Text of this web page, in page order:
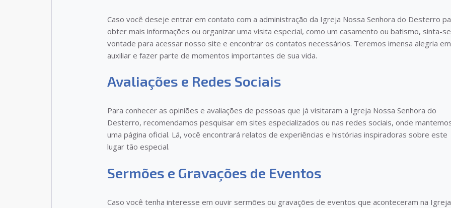
Caso você deseje entrar em contato com a administração da Igreja Nossa Senhora do Desterro
obter mais informações ou organizar uma visita especial, como um casamento ou batismo, sinta-
vontade para acessar nosso site e encontrar os contatos necessários. Teremos imensa alegria em
auxiliar e fazer parte de momentos importantes de sua vida.
Avaliações e Redes Sociais
Para conhecer as opiniões e avaliações de pessoas que já visitaram a Igreja Nossa Senhora do
Desterro, recomendamos pesquisar em sites especializados ou nas redes sociais, onde
uma página oficial. Lá, você encontrará relatos de experiências e histórias inspiradoras sobre este
lugar tão especial.
Sermões e Gravações de Eventos
Caso você tenha interesse em ouvir sermões ou gravações de eventos que aconteceram na Igreja